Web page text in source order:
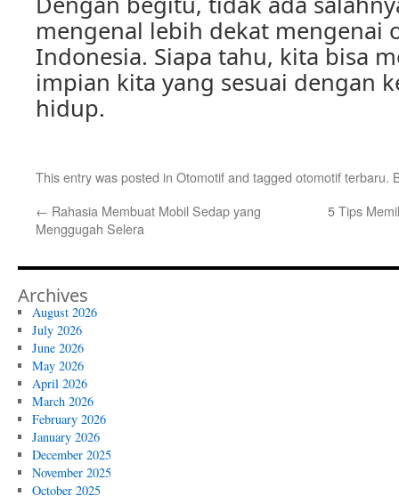
mengenal lebih dekat mengenai
Indonesia. Siapa tahu, kita bisa
impian kita yang sesuai dengan
hidup.
This entry was posted in Otomotifand tagged otomotif terbaru.
← Rahasia Membuat Mobil Sedap yang
Menggugah Selera
5 Tips
Archives
August 2026
July 2026
June 2026
May 2026
April 2026
March 2026
February 2026
January 2026
December 2025
November 2025
October 2025